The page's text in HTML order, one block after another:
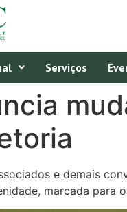
Serviços
e demais
marcada para